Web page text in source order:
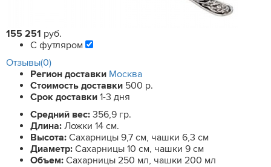
155 251 руб.
С футляром
Отзывы(0)
Регион доставки Москва
Стоимость доставки 500 р.
Срок доставки 1-3 дня
Средний вес: 356,9 гр.
Длина: Ложки 14 см.
Высота: Сахарницы 9,7 см, чашки 6,3 см
Диаметр: Сахарницы 10 см, чашки 9 см
Объем: Сахарницы 250 мл, чашки 200 мл